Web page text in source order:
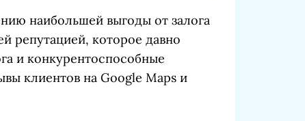
наибольшей выгоды от залога
репутацией, которое давно
и конкурентоспособные
клиентов на Google Maps и